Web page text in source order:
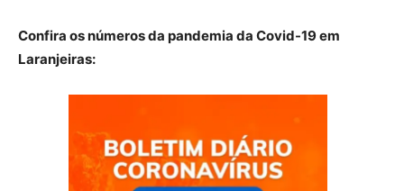
Confira os números da pandemia da Covid-19 em
Laranjeiras: